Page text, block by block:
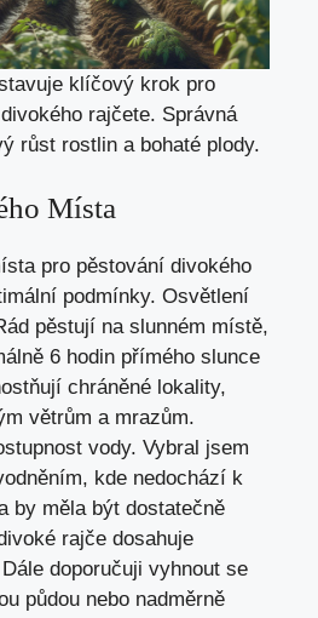
klíčový krok pro
rajčete. Správná
růst rostlin a bohaté plody.
Místa
pro pěstování divokého
podmínky. Osvětlení
pěstují na slunném místě,
6 hodin přímého slunce
chráněné lokality,
větrům a mrazům.
vody. Vybral jsem
kde nedochází k
by měla být dostatečně
rajče dosahuje
doporučuji vyhnout se
půdou nebo nadměrně